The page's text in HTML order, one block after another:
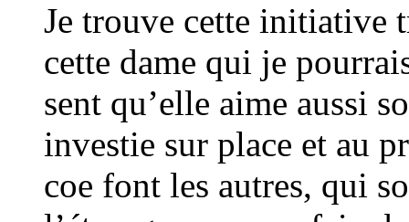
Je trouve cette initiative
cette dame qui je
sent qu’elle aime aussi
investie sur place et au
coe font les autres, qui